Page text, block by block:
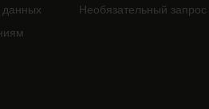
Необязательный запрос